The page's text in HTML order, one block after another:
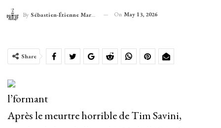
By Sébastien-Étienne Marechal On May 13, 2026
Share
l’formant
Après le meurtre horrible de Tim Savini,